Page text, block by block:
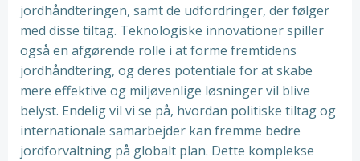
jordhåndteringen, samt de udfordringer, der følger
med disse tiltag. Teknologiske innovationer spiller
også en afgørende rolle i at forme fremtidens
jordhåndtering, og deres potentiale for at skabe
mere effektive og miljøvenlige løsninger vil blive
belyst. Endelig vil vi se på, hvordan politiske tiltag og
internationale samarbejder kan fremme bedre
jordforvaltning på globalt plan. Dette komplekse